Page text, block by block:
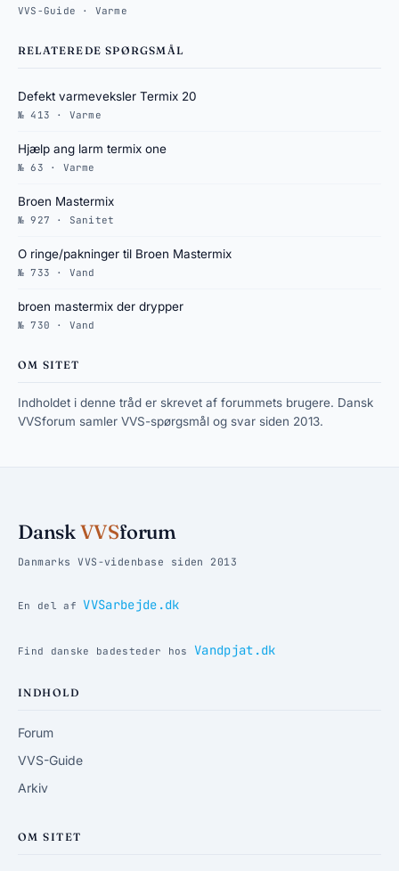
VVS-Guide · Varme
RELATEREDE SPØRGSMÅL
Defekt varmeveksler Termix 20
№ 413 · Varme
Hjælp ang larm termix one
№ 63 · Varme
Broen Mastermix
№ 927 · Sanitet
O ringe/pakninger til Broen Mastermix
№ 733 · Vand
broen mastermix der drypper
№ 730 · Vand
OM SITET
Indholdet i denne tråd er skrevet af forummets brugere. Dansk
VVSforum samler VVS-spørgsmål og svar siden 2013.
DanskVVSforum
Danmarks VVS-videnbase siden 2013
En del af VVSarbejde.dk
Find danske badesteder hos Vandpjat.dk
INDHOLD
Forum
VVS-Guide
Arkiv
OM SITET